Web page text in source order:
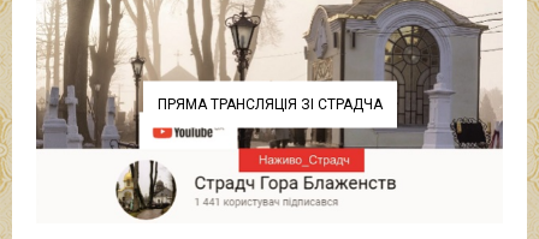
ПРЯМА ТРАНСЛЯЦІЯ ЗІ СТРАДЧА